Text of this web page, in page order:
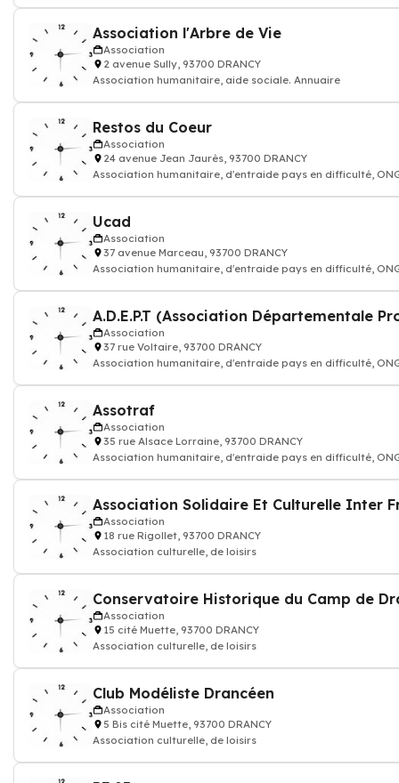
Association l'Arbre de Vie
Association
2 avenue Sully, 93700 DRANCY
Association humanitaire, aide sociale. Annuaire
Restos du Coeur
Association
24 avenue Jean Jaurès, 93700 DRANCY
Association humanitaire, d'entraide pays en difficulté,
Ucad
Association
37 avenue Marceau, 93700 DRANCY
Association humanitaire, d'entraide pays en difficulté,
Association
37 rue Voltaire, 93700 DRANCY
Association humanitaire, d'entraide pays en difficulté,
Assotraf
Association
35 rue Alsace Lorraine, 93700 DRANCY
Association humanitaire, d'entraide pays en difficulté,
Association
18 rue Rigollet, 93700 DRANCY
Association culturelle, de loisirs
Conservatoire Historique du Camp de
Association
15 cité Muette, 93700 DRANCY
Association culturelle, de loisirs
Club Modéliste Drancéen
Association
5 Bis cité Muette, 93700 DRANCY
Association culturelle, de loisirs